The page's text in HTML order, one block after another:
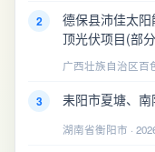
2
德保县沛佳太
顶光伏项目(部
广西壮族自治区百
3 耒阳市夏塘、
湖南省衡阳市 ·